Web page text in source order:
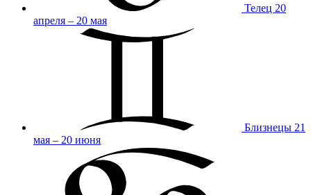
Телец 20
апреля – 20 мая
Близнецы 21
мая – 20 июня